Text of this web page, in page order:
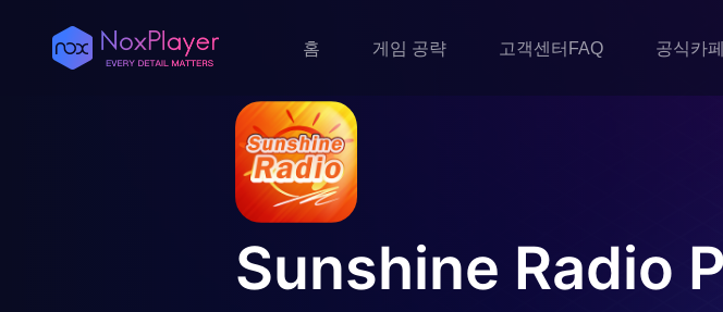
홈 게임 공략 고객센터FAQ 공식카페
Sunshine Radio